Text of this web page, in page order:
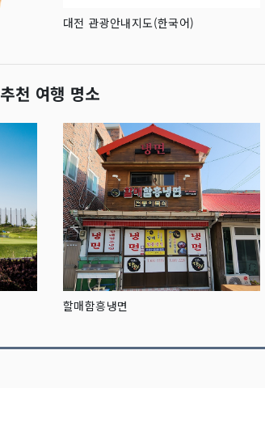
대전 관광안내지도(한국어)
추천 여행 명소
할매함흥냉면